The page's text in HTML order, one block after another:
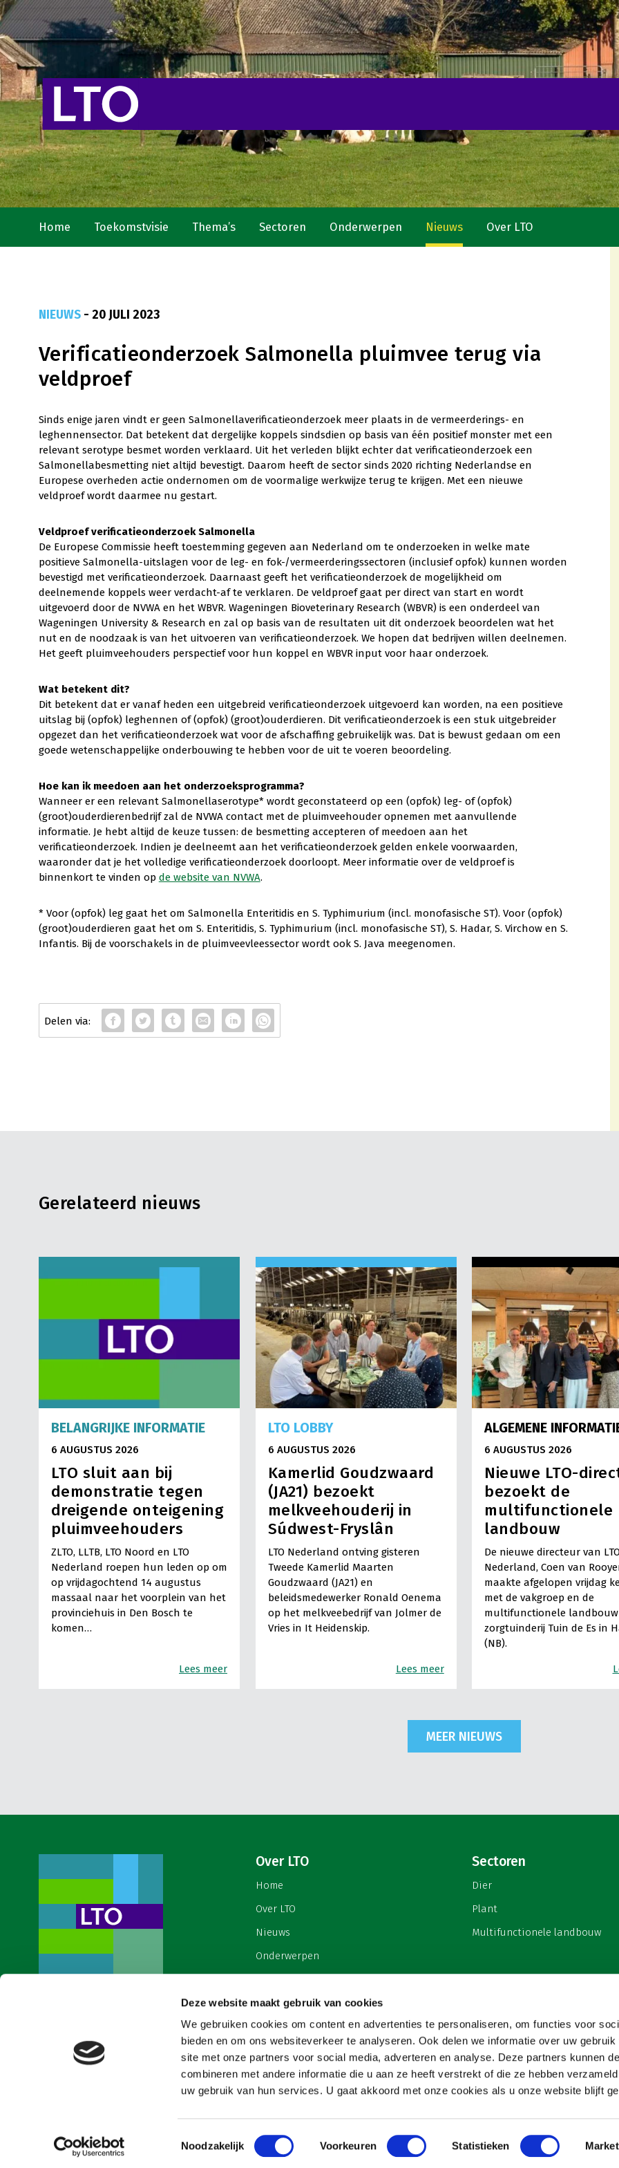
Deze website maakt gebruik van cookies
We gebruiken cookies om content en advertenties te personaliseren, om functies voor
bieden en om ons websiteverkeer te analyseren. Ook delen we informatie over uw gebruik
site met onze partners voor social media, adverteren en analyse. Deze partners kunnen
combineren met andere informatie die u aan ze heeft verstrekt of die ze hebben
uw gebruik van hun services. U gaat akkoord met onze cookies als u onze website blijft
Toestemmingsselectie
Noodzakelijk Voorkeuren Statistieken
Home Toekomstvisie Thema’s Sectoren Onderwerpen Nieuws Over LTO
NIEUWS- 20 JULI 2023
Verificatieonderzoek Salmonella pluimvee terug via
veldproef
Sinds enige jaren vindt er geen Salmonellaverificatieonderzoek meer plaats in de vermeerderings- en
leghennensector. Dat betekent dat dergelijke koppels sindsdien op basis van één positief monster met een
relevant serotype besmet worden verklaard. Uit het verleden blijkt echter dat verificatieonderzoek een
Salmonellabesmetting niet altijd bevestigt. Daarom heeft de sector sinds 2020 richting Nederlandse en
Europese overheden actie ondernomen om de voormalige werkwijze terug te krijgen. Met een nieuwe
veldproef wordt daarmee nu gestart.
Veldproef verificatieonderzoek Salmonella
De Europese Commissie heeft toestemming gegeven aan Nederland om te onderzoeken in welke mate
positieve Salmonella-uitslagen voor de leg- en fok-/vermeerderingssectoren (inclusief opfok) kunnen worden
bevestigd met verificatieonderzoek. Daarnaast geeft het verificatieonderzoek de mogelijkheid om
deelnemende koppels weer verdacht-af te verklaren. De veldproef gaat per direct van start en wordt
uitgevoerd door de NVWA en het WBVR. Wageningen Bioveterinary Research (WBVR) is een onderdeel van
Wageningen University & Research en zal op basis van de resultaten uit dit onderzoek beoordelen wat het
nut en de noodzaak is van het uitvoeren van verificatieonderzoek. We hopen dat bedrijven willen deelnemen.
Het geeft pluimveehouders perspectief voor hun koppel en WBVR input voor haar onderzoek.
Wat betekent dit?
Dit betekent dat er vanaf heden een uitgebreid verificatieonderzoek uitgevoerd kan worden, na een positieve
uitslag bij (opfok) leghennen of (opfok) (groot)ouderdieren. Dit verificatieonderzoek is een stuk uitgebreider
opgezet dan het verificatieonderzoek wat voor de afschaffing gebruikelijk was. Dat is bewust gedaan om een
goede wetenschappelijke onderbouwing te hebben voor de uit te voeren beoordeling.
Hoe kan ik meedoen aan het onderzoeksprogramma?
Wanneer er een relevant Salmonellaserotype* wordt geconstateerd op een (opfok) leg- of (opfok)
(groot)ouderdierenbedrijf zal de NVWA contact met de pluimveehouder opnemen met aanvullende
informatie. Je hebt altijd de keuze tussen: de besmetting accepteren of meedoen aan het
verificatieonderzoek. Indien je deelneemt aan het verificatieonderzoek gelden enkele voorwaarden,
waaronder dat je het volledige verificatieonderzoek doorloopt. Meer informatie over de veldproef is
binnenkort te vinden op de website van NVWA.
* Voor (opfok) leg gaat het om Salmonella Enteritidis en S. Typhimurium (incl. monofasische ST). Voor (opfok)
(groot)ouderdieren gaat het om S. Enteritidis, S. Typhimurium (incl. monofasische ST), S. Hadar, S. Virchow en S.
Infantis. Bij de voorschakels in de pluimveevleessector wordt ook S. Java meegenomen.
Gerelateerd nieuws
BELANGRIJKE INFORMATIE
6 AUGUSTUS 2026
LTO sluit aan bij
demonstratie tegen
dreigende onteigening
pluimveehouders
ZLTO, LLTB, LTO Noord en LTO
Nederland roepen hun leden op om
op vrijdagochtend 14 augustus
massaal naar het voorplein van het
provinciehuis in Den Bosch te
komen…
Lees meer
LTO LOBBY
6 AUGUSTUS 2026
Kamerlid Goudzwaard
(JA21) bezoekt
melkveehouderij in
Súdwest-Fryslân
LTO Nederland ontving gisteren
Tweede Kamerlid Maarten
Goudzwaard (JA21) en
beleidsmedewerker Ronald Oenema
op het melkveebedrijf van Jolmer de
Vries in It Heidenskip.
Lees meer
ALGEMENE
6 AUGUSTUS 2026
Nieuwe LTO-
bezoekt de
multifunctionele
landbouw
De nieuwe directeur van
Nederland, Coen van
maakte afgelopen vrijdag
met de vakgroep en de
multifunctionele landbouw
zorgtuinderij Tuin de Es in
(NB).
MEER NIEUWS
werkgeversorganisatie met meerwaarde,
voor een sector met meerwaarde. Dat is
Land- en Tuinbouw Organisatie
Nederland (LTO).
Over LTO
Home
Over LTO
Nieuws
Onderwerpen
Contact
Cookies & privacy
Sectoren
Dier
Plant
Multifunctionele landbouw
Copyright 2026 Website & hosting door: Snowball